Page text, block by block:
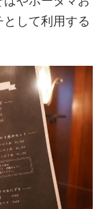
して利用する